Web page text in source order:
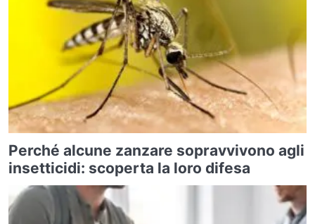
Perché alcune zanzare sopravvivono agli
insetticidi: scoperta la loro difesa